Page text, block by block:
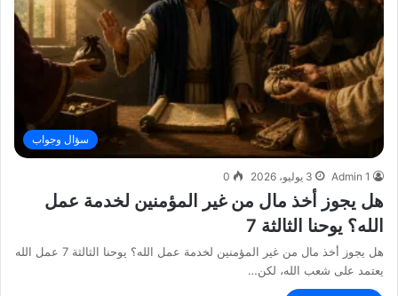
سؤال وجواب
Admin 1 3 يوليو، 2026 0
هل يجوز أخذ مال من غير المؤمنين لخدمة عمل
الله؟ يوحنا الثالثة 7
هل يجوز أخذ مال من غير المؤمنين لخدمة عمل الله؟ يوحنا الثالثة 7 عمل الله
يعتمد على شعب الله، لكن…